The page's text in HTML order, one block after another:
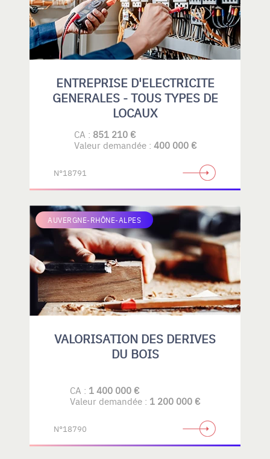
ENTREPRISE D'ELECTRICITE
GENERALES - TOUS TYPES DE
LOCAUX
CA : 851 210 €
Valeur demandée : 400 000 €
N°18791
AUVERGNE-RHÔNE-ALPES
VALORISATION DES DERIVES
DU BOIS
CA : 1 400 000 €
Valeur demandée : 1 200 000 €
N°18790